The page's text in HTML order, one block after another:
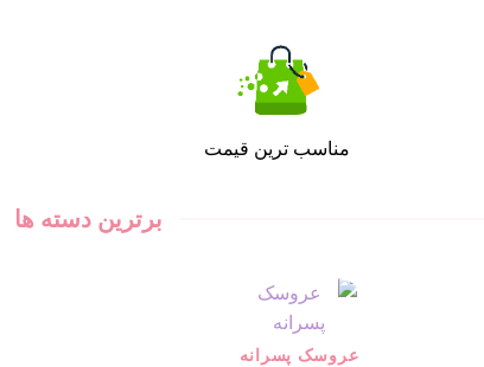
مناسب ترین قیمت
برترین دسته ها
عروسک پسرانه